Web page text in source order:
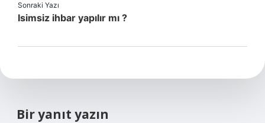
Sonraki Yazı
Isimsiz ihbar yapılır mı ?
Bir yanıt yazın